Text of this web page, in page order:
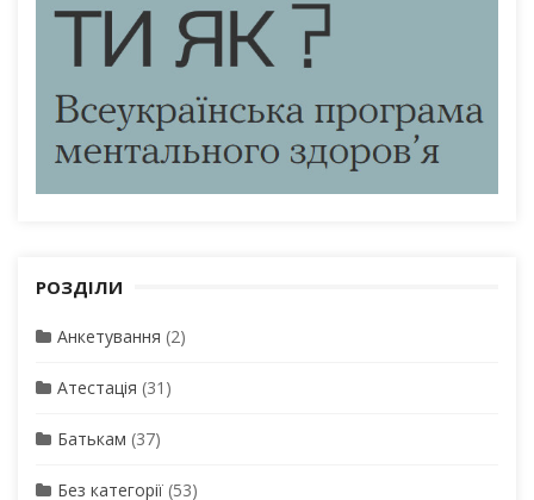
РОЗДІЛИ
Анкетування (2)
Атестація (31)
Батькам (37)
Без категорії (53)